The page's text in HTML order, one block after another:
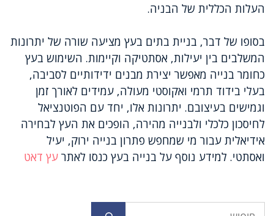
העלות הכללית של הבניה.
בסופו של דבר, בניית בתים בעץ מציעה שורה של יתרונות
המשלבים בין יעילות, אסתטיקה וקיימות. השימוש בעץ
כחומר בנייה מאפשר יצירת מבנים ידידותיים לסביבה,
בעלי בידוד תרמי ואקוסטי מעולה, עמידים לאורך זמן
וגמישים בעיצובם. יתרונות אלו, יחד עם הפוטנציאל
לחיסכון כלכלי ולבנייה מהירה, הופכים את העץ לבחירה
אידיאלית עבור מי שמחפש פתרון בנייה ירוק, יעיל
ואסתטי. למידע נוסף על בנייה בעץ כנסו לאתר עץ דאט